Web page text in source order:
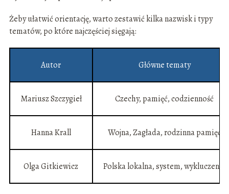
Żeby ułatwić orientację, warto zestawić kilka nazwisk i typy
tematów, po które najczęściej sięgają:
Autor Główne tematy
Mariusz Szczygieł Czechy, pamięć, codzienność
Hanna Krall Wojna, Zagłada, rodzinna pamięć
Olga Gitkiewicz Polska lokalna, system, wykluczenie